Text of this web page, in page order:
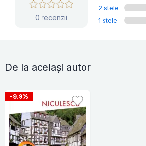
0 recenzii
2 stele
1 stele
De la același autor
-9.9%